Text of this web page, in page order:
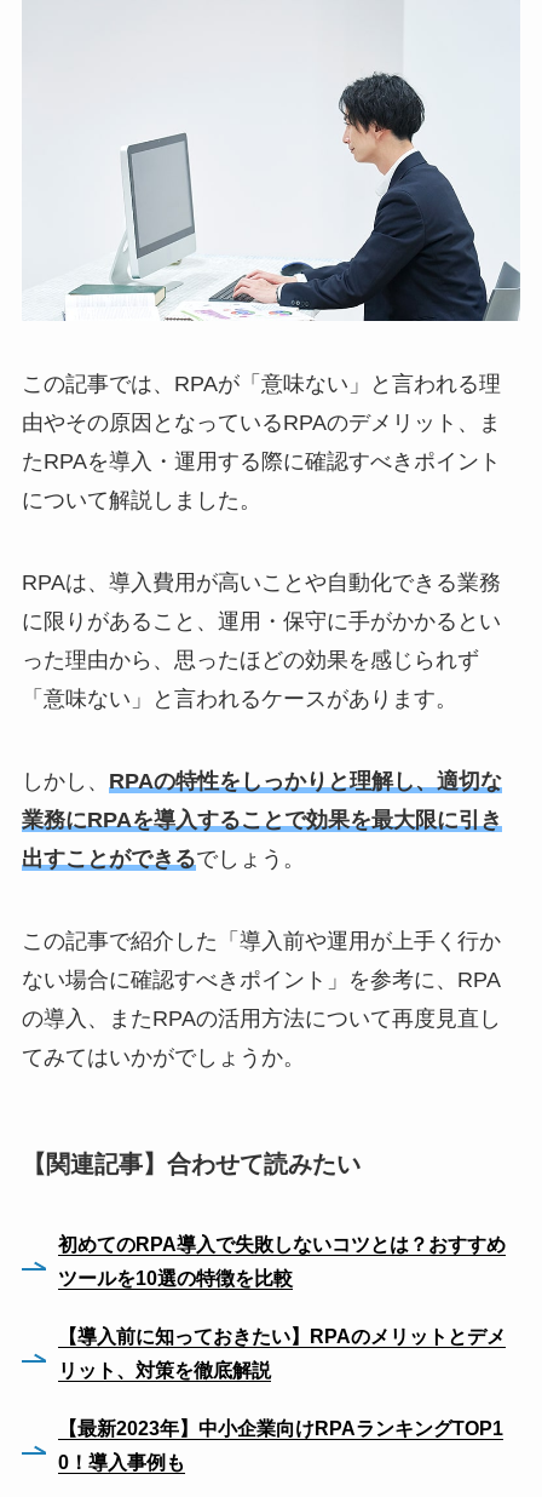
この記事では、RPAが「意味ない」と言われる理
由やその原因となっているRPAのデメリット、ま
たRPAを導入・運用する際に確認すべきポイント
について解説しました。
RPAは、導入費用が高いことや自動化できる業務
に限りがあること、運用・保守に手がかかるとい
った理由から、思ったほどの効果を感じられず
「意味ない」と言われるケースがあります。
しかし、 RPAの特性をしっかりと理解し、適切な
業務にRPAを導入することで効果を最大限に引き
出すことができるでしょう。
この記事で紹介した「導入前や運用が上手く行か
ない場合に確認すべきポイント」を参考に、RPA
の導入、またRPAの活用方法について再度見直し
てみてはいかがでしょうか。
【関連記事】合わせて読みたい
初めてのRPA導入で失敗しないコツとは？おすすめ
ツールを10選の特徴を比較
【導入前に知っておきたい】RPAのメリットとデメ
リット、対策を徹底解説
【最新2023年】中小企業向けRPAランキングTOP1
0！導入事例も